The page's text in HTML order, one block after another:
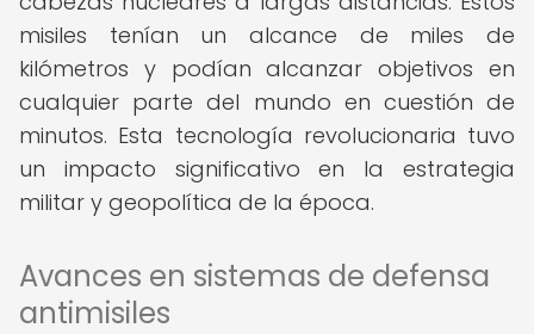
misiles tenían un alcance de miles de
kilómetros y podían alcanzar objetivos en
cualquier parte del mundo en cuestión de
minutos. Esta tecnología revolucionaria tuvo
un impacto significativo en la estrategia
militar y geopolítica de la época.
Avances en sistemas de defensa
antimisiles